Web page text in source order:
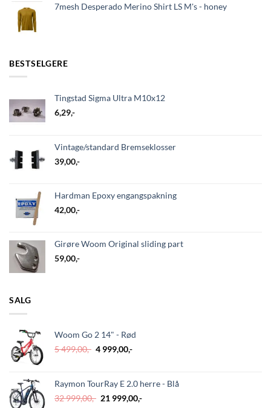
7mesh Desperado Merino Shirt LS M's - honey
BESTSELGERE
Tingstad Sigma Ultra M10x12
6,29,-
Vintage/standard Bremseklosser
39,00,-
Hardman Epoxy engangspakning
42,00,-
Girøre Woom Original sliding part
59,00,-
SALG
Woom Go 2 14" - Rød
5 499,00,- Opprinnelig
5
499,00,-.
4 999,00,-Nåværende
4
999,00,-.
Raymon TourRay E 2.0 herre - Blå
32 999,00,- Opprinnelig
21 999,00,-Nåværende